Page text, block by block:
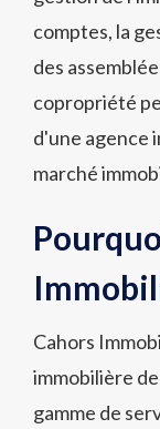
comptes, la
des
copropriété
d'une agence
marché
Cahors
immobilière
gamme de